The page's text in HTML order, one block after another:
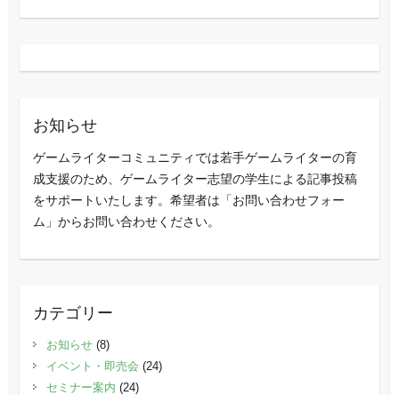
お知らせ
ゲームライターコミュニティでは若手ゲームライターの育
成支援のため、ゲームライター志望の学生による記事投稿
をサポートいたします。希望者は「お問い合わせフォー
ム」からお問い合わせください。
カテゴリー
お知らせ(8)
イベント・即売会 (24)
セミナー案内 (24)